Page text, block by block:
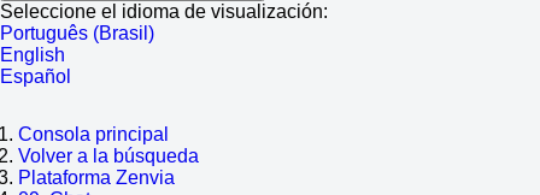
Seleccione el idioma de visualización:
Português (Brasil)
English
Español
Consola principal
Volver a la búsqueda
Plataforma Zenvia